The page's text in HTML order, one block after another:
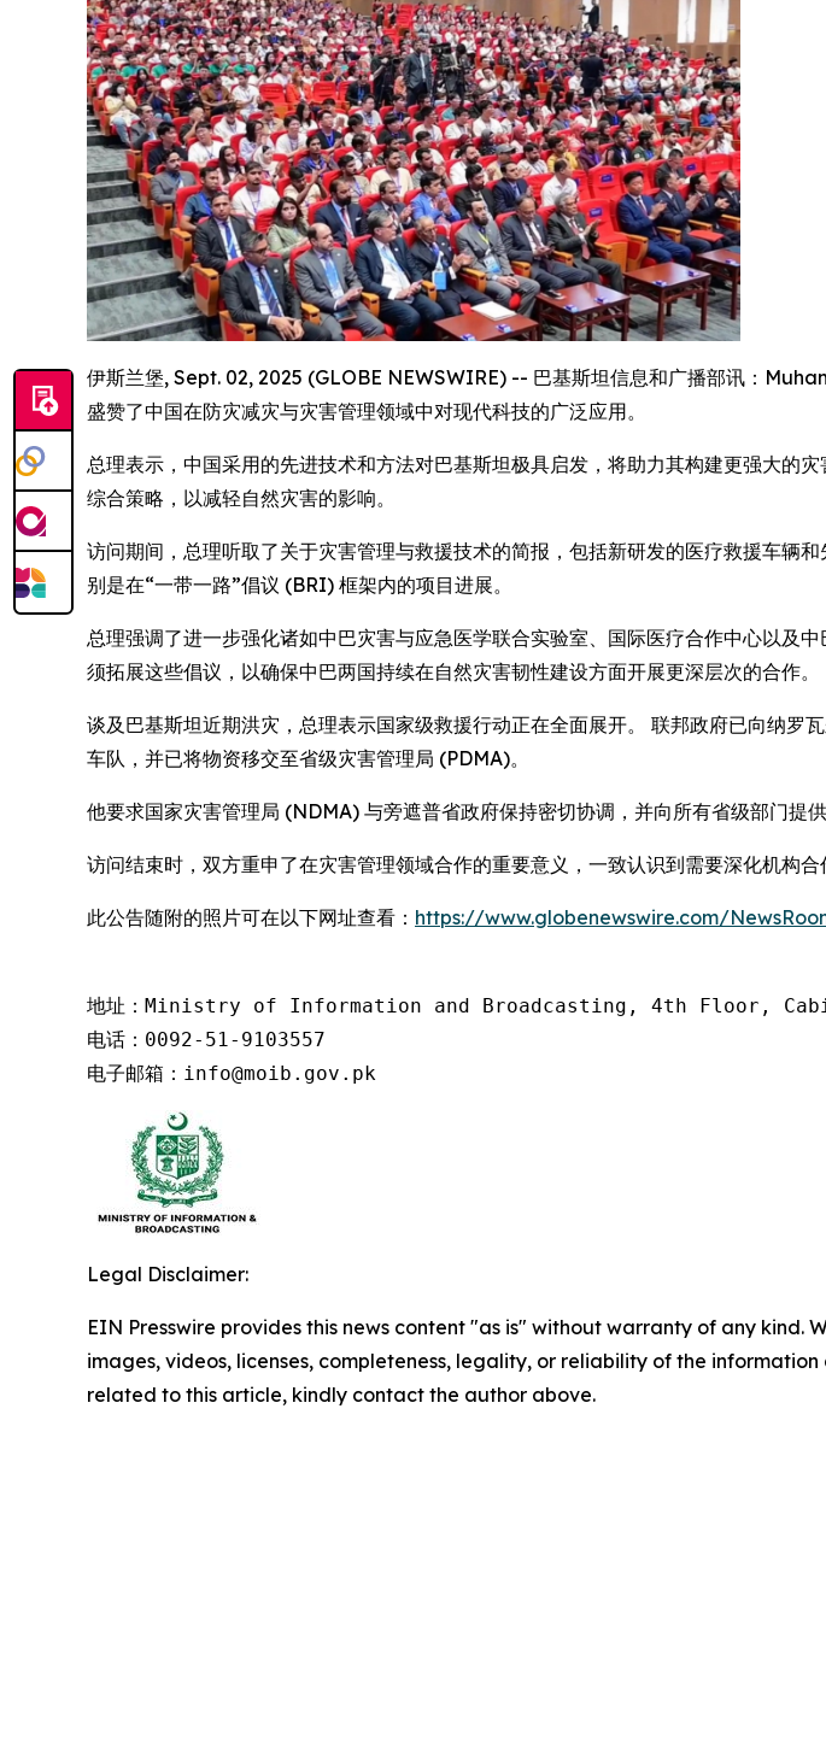
伊斯兰堡, Sept. 02, 2025 (GLOBE NEWSWIRE) -- 巴基斯坦信息和广播部讯：
盛赞了中国在防灾减灾与灾害管理领域中对现代科技的广泛应用。
总理表示，中国采用的先进技术和方法对巴基斯坦极具启发，将助力其构建更强大的
综合策略，以减轻自然灾害的影响。
访问期间，总理听取了关于灾害管理与救援技术的简报，包括新研发的医疗救援车辆
别是在“一带一路”倡议 (BRI) 框架内的项目进展。
总理强调了进一步强化诸如中巴灾害与应急医学联合实验室、国际医疗合作中心以
须拓展这些倡议，以确保中巴两国持续在自然灾害韧性建设方面开展更深层次的合作。
谈及巴基斯坦近期洪灾，总理表示国家级救援行动正在全面展开。 联邦政府已向纳
车队，并已将物资移交至省级灾害管理局 (PDMA)。
他要求国家灾害管理局 (NDMA) 与旁遮普省政府保持密切协调，并向所有省级部门提
访问结束时，双方重申了在灾害管理领域合作的重要意义，一致认识到需要深化机构
此公告随附的照片可在以下网址查看： https://www.globenewswire.com/
地址：Ministry of Information and Broadcasting, 4th Floor,
电话：0092-51-9103557
电子邮箱：info@moib.gov.pk
Legal Disclaimer:
EIN Presswire provides this news content "as is" without warranty of any
images, videos, licenses, completeness, legality, or reliability of the
related to this article, kindly contact the author above.